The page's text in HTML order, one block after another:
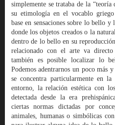
simplemente se trataba de la
su etimología en el vocablo
base en sensaciones sobre lo bello
donde los objetos creados o la
dentro de lo bello en su
relacionado con el arte va
también es posible localizar lo
Podemos adentrarnos un poco más
se concentra particularmente en
entorno, la relación estética con
detectada desde la era
ciertas normas dictadas por
animales, humanas o simbólicas